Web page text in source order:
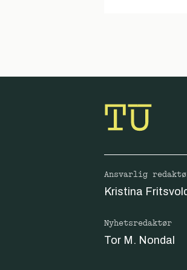
Ansvarlig
Kristina
Nyhetsredaktør
Tor M. Nondal